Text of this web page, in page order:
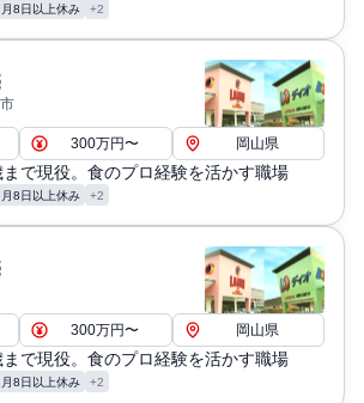
月8日以上休み +2
300万円〜 岡山県
で現役。食のプロ経験を活かす職場
月8日以上休み +2
300万円〜 岡山県
で現役。食のプロ経験を活かす職場
月8日以上休み +2